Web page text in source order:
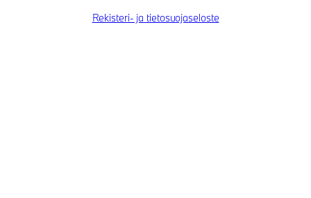
Rekisteri- ja tietosuojaseloste